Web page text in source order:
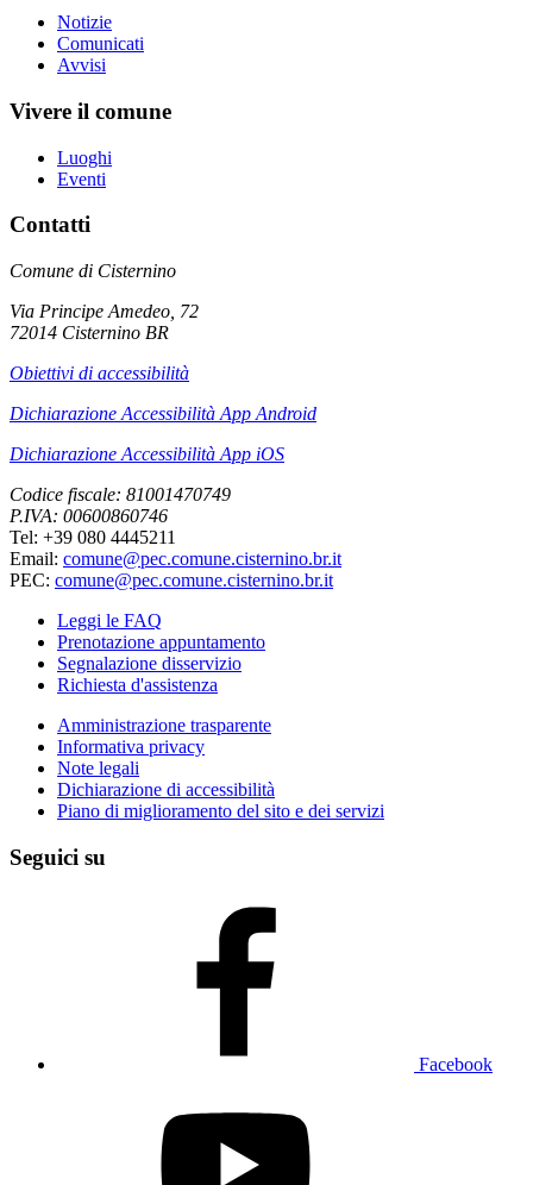
Notizie
Comunicati
Avvisi
Vivere il comune
Luoghi
Eventi
Contatti
Comune di Cisternino
Via Principe Amedeo, 72
72014 Cisternino BR
Obiettivi di accessibilità
Dichiarazione Accessibilità App Android
Dichiarazione Accessibilità App iOS
Codice fiscale: 81001470749
P.IVA: 00600860746
Tel: +39 080 4445211
Email: comune@pec.comune.cisternino.br.it
PEC: comune@pec.comune.cisternino.br.it
Leggi le FAQ
Prenotazione appuntamento
Segnalazione disservizio
Richiesta d'assistenza
Amministrazione trasparente
Informativa privacy
Note legali
Dichiarazione di accessibilità
Piano di miglioramento del sito e dei servizi
Seguici su
Facebook